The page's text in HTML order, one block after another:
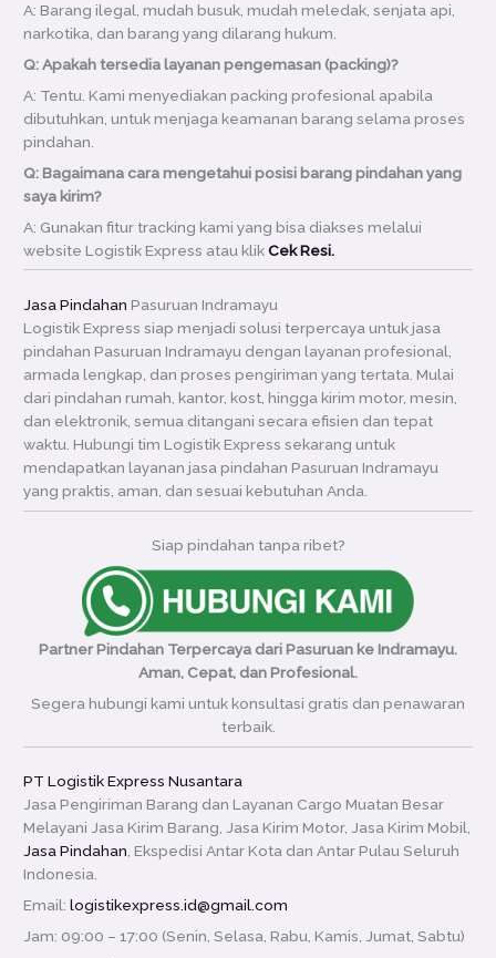
A: Barang ilegal, mudah busuk, mudah meledak, senjata api,
narkotika, dan barang yang dilarang hukum.
Q: Apakah tersedia layanan pengemasan (packing)?
A: Tentu. Kami menyediakan packing profesional apabila
dibutuhkan, untuk menjaga keamanan barang selama proses
pindahan.
Q: Bagaimana cara mengetahui posisi barang pindahan yang
saya kirim?
A: Gunakan fitur tracking kami yang bisa diakses melalui
website Logistik Express atau klikCek Resi.
Jasa Pindahan Pasuruan Indramayu
Logistik Express siap menjadi solusi terpercaya untuk jasa
pindahan Pasuruan Indramayu dengan layanan profesional,
armada lengkap, dan proses pengiriman yang tertata. Mulai
dari pindahan rumah, kantor, kost, hingga kirim motor, mesin,
dan elektronik, semua ditangani secara efisien dan tepat
waktu. Hubungi tim Logistik Express sekarang untuk
mendapatkan layanan jasa pindahan Pasuruan Indramayu
yang praktis, aman, dan sesuai kebutuhan Anda.
Siap pindahan tanpa ribet?
Partner Pindahan Terpercaya dari Pasuruan ke Indramayu.
Aman, Cepat, dan Profesional.
Segera hubungi kami untuk konsultasi gratis dan penawaran
terbaik.
PT Logistik Express Nusantara
Jasa Pengiriman Barang dan Layanan Cargo Muatan Besar
Melayani Jasa Kirim Barang, Jasa Kirim Motor, Jasa Kirim Mobil,
Jasa Pindahan, Ekspedisi Antar Kota dan Antar Pulau Seluruh
Indonesia.
Email:logistikexpress.id@gmail.com
Jam: 09:00 – 17:00 (Senin, Selasa, Rabu, Kamis, Jumat, Sabtu)